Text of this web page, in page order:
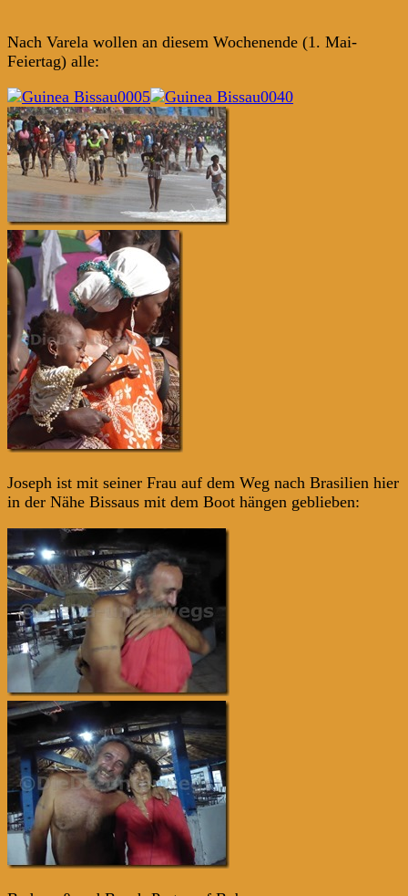
Nach Varela wollen an diesem Wochenende (1. Mai-
Feiertag) alle:
Joseph ist mit seiner Frau auf dem Weg nach Brasilien hier
in der Nähe Bissaus mit dem Boot hängen geblieben: